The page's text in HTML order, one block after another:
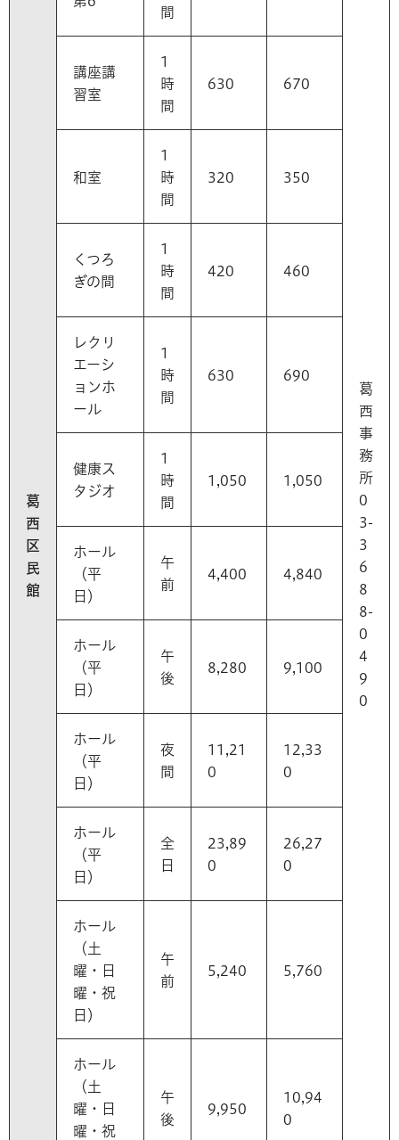
葛
西
区
民
館
葛
西
事
務
所
0
3-
3
6
8
8-
0
4
9
0
間
講座講
習室
1
時
間
630 670
和室
1
時
間
320 350
くつろ
ぎの間
1
時
間
420 460
レクリ
エーシ
ョンホ
ール
1
時
間
630 690
健康ス
タジオ
1
時
間
1,050 1,050
ホール
（平
日）
午
前
4,400 4,840
ホール
（平
日）
午
後
8,280 9,100
ホール
（平
日）
夜
間
11,21
0
12,33
0
ホール
（平
日）
全
日
23,89
0
26,27
0
ホール
（土
曜・日
曜・祝
日）
午
前
5,240 5,760
ホール
（土
曜・日
曜・祝
午
後
9,950
10,94
0